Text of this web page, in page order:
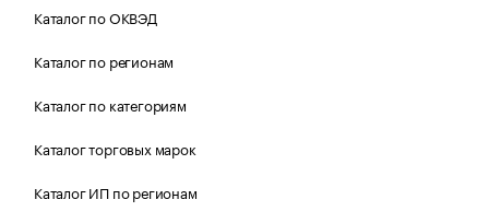
Каталог по ОКВЭД
Каталог по регионам
Каталог по категориям
Каталог торговых марок
Каталог ИП по регионам